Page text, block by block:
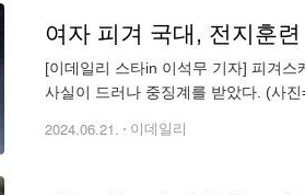
여자 피겨 국대, 전지훈
[이데일리 스타in 이석무 기자] 피겨
사실이 드러나 중징계를 받았다. (사
2024.06.21. 이데일리